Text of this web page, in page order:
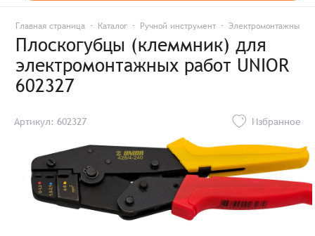
Главная страница Каталог Ручной инструмент Электромонтажный
Плоскогубцы (клеммник) для
электромонтажных работ UNIOR
602327
Артикул: 602327 Избранное